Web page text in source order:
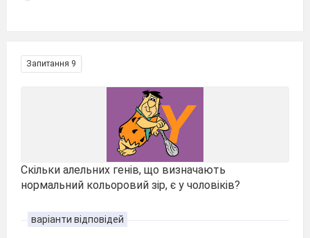
Запитання 9
Скільки алельних генів, що визначають
нормальний кольоровий зір, є у чоловіків?
варіанти відповідей